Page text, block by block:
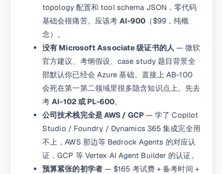
topology 配置和 tool schema JSON，零代码
基础会很痛苦。应该考AI-900（$99，纯概
念）。
没有 Microsoft Associate 级证书的人 — 微软
官方建议、考纲假设、case study 题目背景全
部默认你已经会 Azure 基础。直接上 AB-100
会死在第一第二领域里很多隐含知识点上。先去
考AI-102 或 PL-600。
公司技术栈完全是 AWS / GCP— 学了 Copilot
Studio / Foundry / Dynamics 365 集成完全用
不上，AWS 那边等 Bedrock Agents 的对应认
证，GCP 等 Vertex AI Agent Builder 的认证。
预算紧张的初学者— $165 考试费 + 备考时间 +